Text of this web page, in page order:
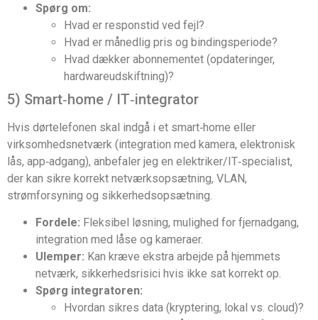
Spørg om:
Hvad er responstid ved fejl?
Hvad er månedlig pris og bindingsperiode?
Hvad dækker abonnementet (opdateringer,
hardwareudskiftning)?
5) Smart‑home / IT‑integrator
Hvis dørtelefonen skal indgå i et smart‑home eller
virksomhedsnetværk (integration med kamera, elektronisk
lås, app‑adgang), anbefaler jeg en elektriker/IT‑specialist,
der kan sikre korrekt netværksopsætning, VLAN,
strømforsyning og sikkerhedsopsætning.
Fordele: Fleksibel løsning, mulighed for fjernadgang,
integration med låse og kameraer.
Ulemper: Kan kræve ekstra arbejde på hjemmets
netværk, sikkerhedsrisici hvis ikke sat korrekt op.
Spørg integratoren:
Hvordan sikres data (kryptering, lokal vs. cloud)?